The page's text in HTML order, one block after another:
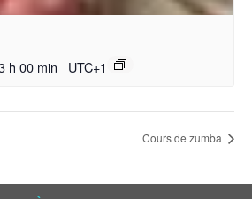
h 00 min UTC+1
Cours de zumba